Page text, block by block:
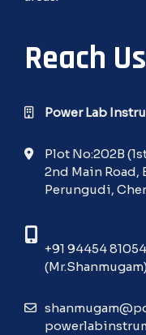
Reach Us
Power Lab
Plot No:202B
2nd Main Road,
Perungudi,
+91 94454 81054
(Mr.Shanmugam)